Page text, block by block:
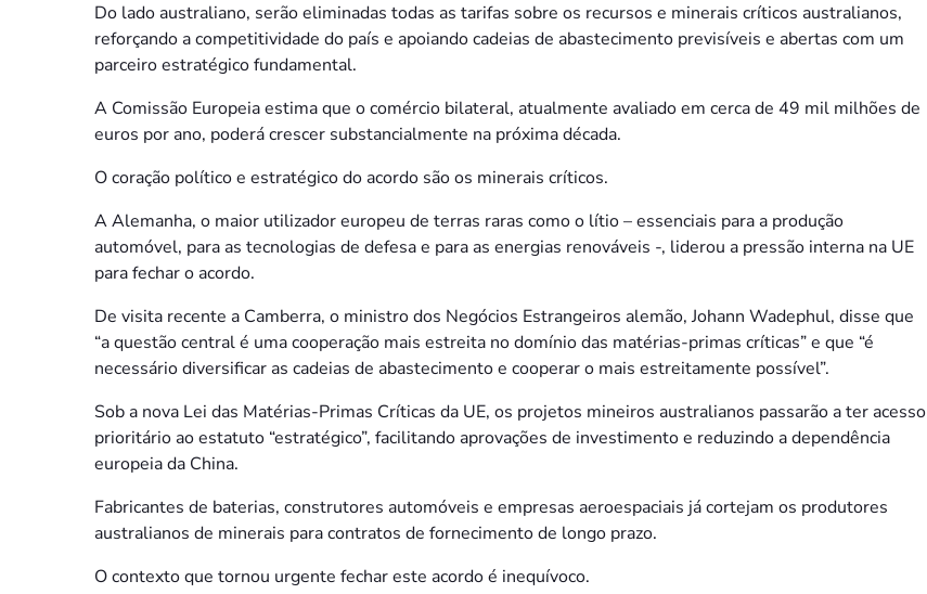
Do lado australiano, serão eliminadas todas as tarifas sobre os recursos e minerais críticos australianos,
reforçando a competitividade do país e apoiando cadeias de abastecimento previsíveis e abertas com um
parceiro estratégico fundamental.
A Comissão Europeia estima que o comércio bilateral, atualmente avaliado em cerca de 49 mil milhões de
euros por ano, poderá crescer substancialmente na próxima década.
O coração político e estratégico do acordo são os minerais críticos.
A Alemanha, o maior utilizador europeu de terras raras como o lítio – essenciais para a produção
automóvel, para as tecnologias de defesa e para as energias renováveis -, liderou a pressão interna na UE
para fechar o acordo.
De visita recente a Camberra, o ministro dos Negócios Estrangeiros alemão, Johann Wadephul, disse que
“a questão central é uma cooperação mais estreita no domínio das matérias-primas críticas” e que “é
necessário diversificar as cadeias de abastecimento e cooperar o mais estreitamente possível”.
Sob a nova Lei das Matérias-Primas Críticas da UE, os projetos mineiros australianos passarão a ter acesso
prioritário ao estatuto “estratégico”, facilitando aprovações de investimento e reduzindo a dependência
europeia da China.
Fabricantes de baterias, construtores automóveis e empresas aeroespaciais já cortejam os produtores
australianos de minerais para contratos de fornecimento de longo prazo.
O contexto que tornou urgente fechar este acordo é inequívoco.